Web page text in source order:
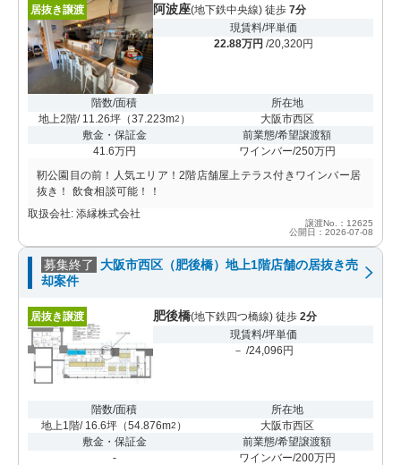
居抜き譲渡 阿波座(地下鉄中央線) 徒歩 7分
現賃料/坪単価
22.88万円 /20,320円
階数/面積
地上2階/ 11.26坪（37.223m2 ）
所在地
大阪市西区
敷金・保証金
41.6万円
前業態/希望譲渡額
ワインバー/250万円
靭公園目の前！人気エリア！2階店舗屋上テラス付きワインバー居
抜き！ 飲食相談可能！！
取扱会社: 添縁株式会社
譲渡No.：12625
公開日：2026-07-08
募集終了
大阪市西区（肥後橋）地上1階店舗の居抜き売
却案件
居抜き譲渡 肥後橋(地下鉄四つ橋線) 徒歩 2分
現賃料/坪単価
－ /24,096円
階数/面積
地上1階/ 16.6坪 （54.876m2 ）
所在地
大阪市西区
敷金・保証金
-
前業態/希望譲渡額
ワインバー/200万円